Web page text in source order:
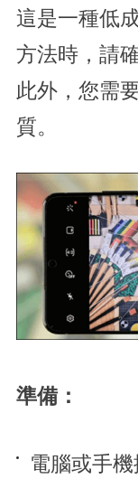
這是一種低
方法時，請
此外，您需
質。
準備：
電腦或手